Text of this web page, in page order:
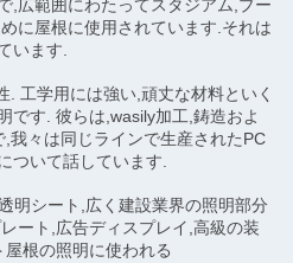
,広範囲にわたってスタジアム,プー
に屋根に使用されています.それは
います.
. 工学用には強い,頑丈な材料といく
です. 彼らは,wasily加工,鋳造およ
我々は同じラインで生産されたPC
ついて話しています.
明シート,広く建設業界の照明部分
ート,広告ディスプレイ,高級の装
根の照明に使われる